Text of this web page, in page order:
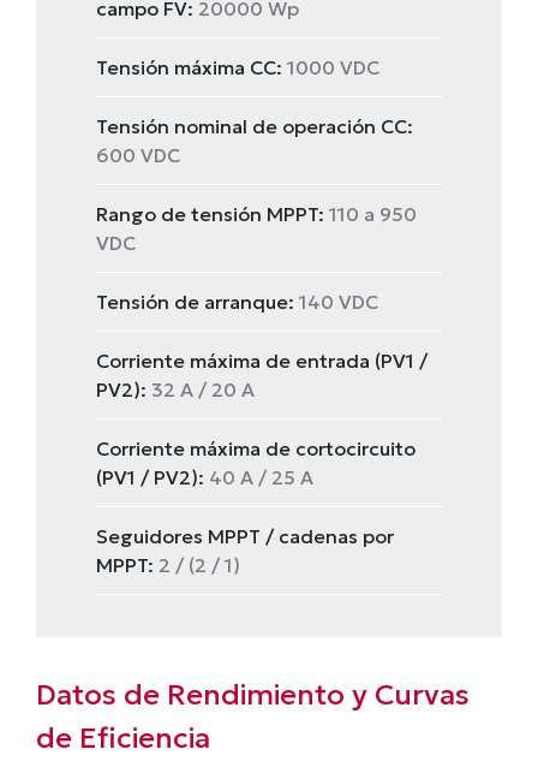
campo FV: 20000 Wp
Tensión máxima CC: 1000 VDC
Tensión nominal de operación CC:
600 VDC
Rango de tensión MPPT: 110 a 950
VDC
Tensión de arranque: 140 VDC
Corriente máxima de entrada (PV1 /
PV2): 32 A / 20 A
Corriente máxima de cortocircuito
(PV1 / PV2): 40 A / 25 A
Seguidores MPPT / cadenas por
MPPT: 2 / (2 / 1)
Datos de Rendimiento y Curvas
de Eficiencia